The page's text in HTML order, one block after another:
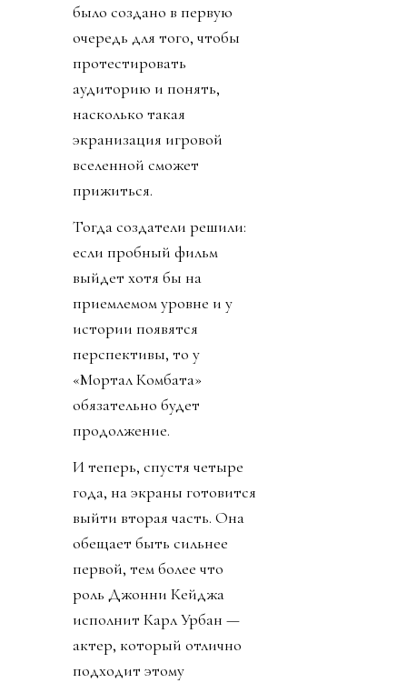
было создано в первую
очередь для того, чтобы
протестировать
аудиторию и понять,
насколько такая
экранизация игровой
вселенной сможет
прижиться.
Тогда создатели решили:
если пробный фильм
выйдет хотя бы на
приемлемом уровне и у
истории появятся
перспективы, то у
«Мортал Комбата»
обязательно будет
продолжение.
И теперь, спустя четыре
года, на экраны готовится
выйти вторая часть. Она
обещает быть сильнее
первой, тем более что
роль Джонни Кейджа
исполнит Карл Урбан —
актер, который отлично
подходит этому